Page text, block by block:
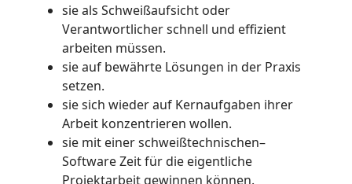
sie als Schweißaufsicht oder
Verantwortlicher schnell und effizient
arbeiten müssen.
sie auf bewährte Lösungen in der Praxis
setzen.
sie sich wieder auf Kernaufgaben ihrer
Arbeit konzentrieren wollen.
sie mit einer schweißtechnischen–
Software Zeit für die eigentliche
Projektarbeit gewinnen können.